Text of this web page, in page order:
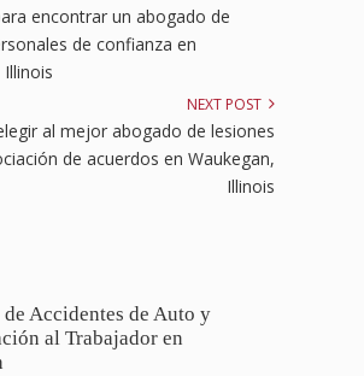
encontrar un abogado de
de confianza en
NEXT POST
al mejor abogado de lesiones
de acuerdos en Waukegan,
Illinois
Accidentes de Auto y
al Trabajador en